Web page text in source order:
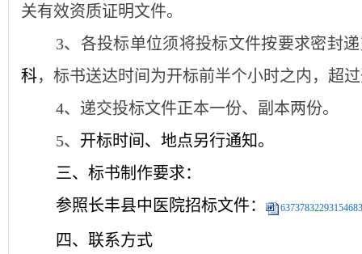
关有效资质证明文件。
3、各投标单位须将投标文件按要求密封
科，标书送达时间为开标前半个小时之内，超
4、递交投标文件正本一份、副本两份。
5、 开标时间、地点另行通知。
三、标书制作要求：
参照长丰县中医院招标文件：
四、联系方式